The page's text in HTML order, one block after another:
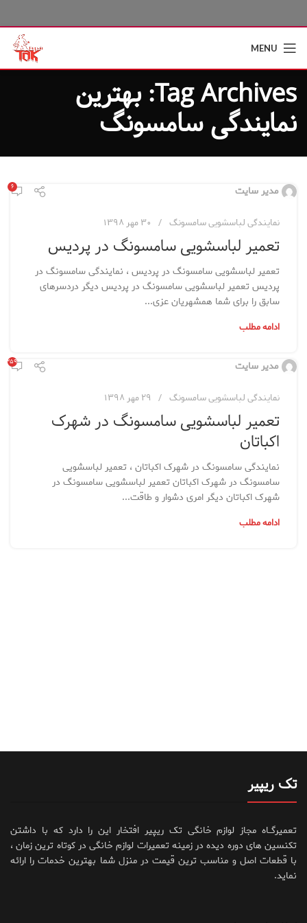
MENU
Tag Archives: بهترین
نمایندگی سامسونگ
مدیر سایت ۶
نمایندگی لباسشویی سامسونگ ۳۰ مهر ۱۳۹۸
تعمیر لباسشویی سامسونگ در پردیس
تعمیر لباسشویی سامسونگ در پردیس ، نمایندگی سامسونگ در
پردیس تعمیر لباسشویی سامسونگ در پردیس دیگر دردسرهای
سابق را برای شما همشهریان عزی...
ادامه مطلب
مدیر سایت ۶,۳۵۹
نمایندگی لباسشویی سامسونگ ۲۹ مهر ۱۳۹۸
تعمیر لباسشویی سامسونگ در شهرک
اکباتان
نمایندگی سامسونگ در شهرک اکباتان ، تعمیر لباسشویی
سامسونگ در شهرک اکباتان تعمیر لباسشویی سامسونگ در
شهرک اکباتان دیگر امری دشوار و طاقت...
ادامه مطلب
تک ریپیر
تعمیرگــاه مجاز لوازم خانگی تک ریپیر افتخار این را دارد که با داشتن
تکنسین های دوره دیده در زمینه تعمیرات لوازم خانگی در کوتاه ترین زمان ،
با قطعات اصل و مناسب ترین قیمت در منزل شما بهترین خدمات را ارائه
نماید.